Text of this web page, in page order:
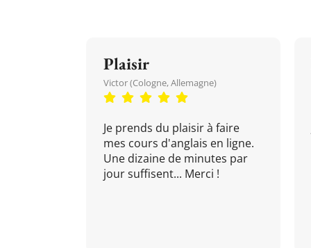
Plaisir
Victor (Cologne, Allemagne)
Je prends du plaisir à faire
mes cours d'anglais en ligne.
Une dizaine de minutes par
jour suffisent... Merci !